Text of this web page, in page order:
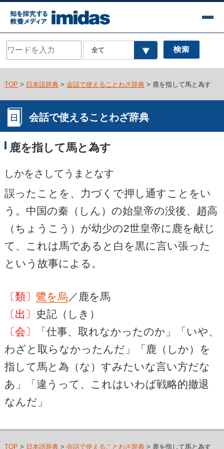
TOP > 日本語辞典> 会話で使えることわざ辞典> 鹿を指して馬と為す
会話で使えることわざ辞典
鹿を指して馬と為す
しかをさしてうまとなす
誤ったことを、力づくで押し通すことをい
う。中国の秦（しん）の始皇帝の没後、趙高
（ちょうこう）が幼少の2世皇帝に鹿を献じ
て、これは馬であると白を黒に言い張った
という故事による。
〔類〕 鷺を烏 ／鹿を馬
〔出〕
史記（しき）
〔会〕
「仕事、取れなかったのか」「いや、
わざと取らなかったんだ」「鹿（しか）を
指して馬と為（な）すみたいな言い方だな
あ」「違うって、これはいわば戦略的撤退
なんだ」
TOP > 日本語辞典> 会話で使えることわざ辞典> 鹿を指して馬と為す